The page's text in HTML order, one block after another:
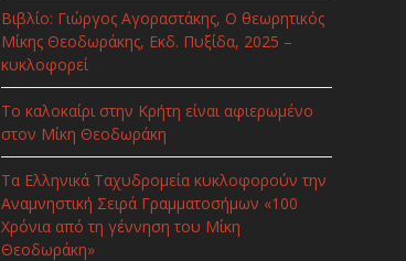
Βιβλίο: Γιώργος Αγοραστάκης, Ο θεωρητικός
Μίκης Θεοδωράκης, Εκδ. Πυξίδα, 2025 –
κυκλοφορεί
Το καλοκαίρι στην Κρήτη είναι αφιερωμένο
στον Μίκη Θεοδωράκη
Τα Ελληνικά Ταχυδρομεία κυκλοφορούν την
Αναμνηστική Σειρά Γραμματοσήμων «100
Χρόνια από τη γέννηση του Μίκη
Θεοδωράκη»